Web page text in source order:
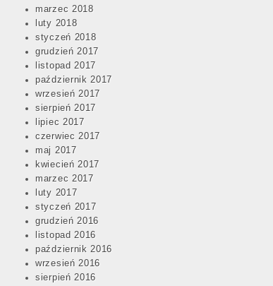
marzec 2018
luty 2018
styczeń 2018
grudzień 2017
listopad 2017
październik 2017
wrzesień 2017
sierpień 2017
lipiec 2017
czerwiec 2017
maj 2017
kwiecień 2017
marzec 2017
luty 2017
styczeń 2017
grudzień 2016
listopad 2016
październik 2016
wrzesień 2016
sierpień 2016